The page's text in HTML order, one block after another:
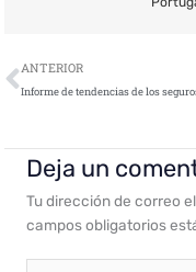
Ant
ANTERIOR
Deja un
Tu dirección de correo
campos obligatorios